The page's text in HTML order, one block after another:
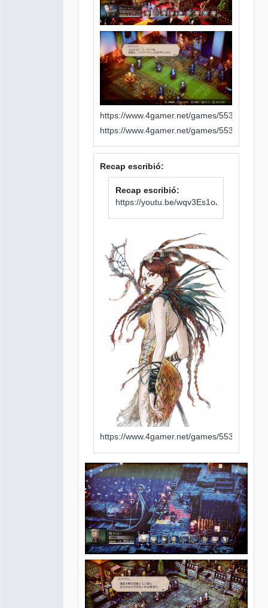
https://www.4gamer.net/games/553/
https://www.4gamer.net/games/553/
Recap escribió:
Recap escribió:
https://youtu.be/wqv3Es1oJyE
https://www.4gamer.net/games/553/